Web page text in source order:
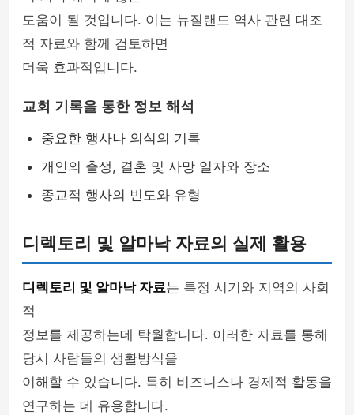
도움이 될 것입니다. 이는 뉴질랜드 역사 관련 대조
적 자료와 함께 검토하면
더욱 효과적입니다.
교회 기록을 통한 정보 해석
중요한 행사나 의식의 기록
개인의 출생, 결혼 및 사망 일자와 장소
종교적 행사의 빈도와 유형
디렉토리 및 알마낙 자료의 실제 활용
디렉토리 및 알마낙 자료는 특정 시기와 지역의 사회
적
정보를 제공하는데 탁월합니다. 이러한 자료를 통해
당시 사람들의 생활방식을
이해할 수 있습니다. 특히 비즈니스나 경제적 활동을
연구하는 데 유용합니다.